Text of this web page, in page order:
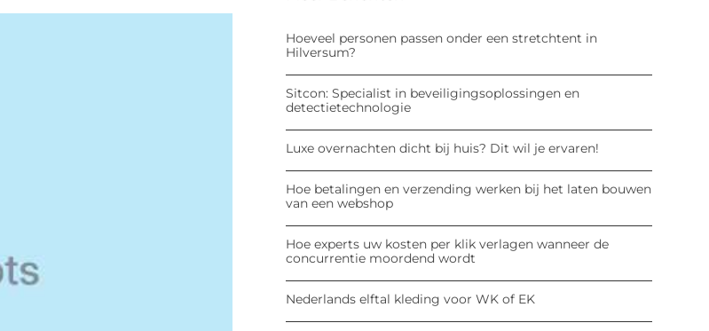
Hoeveel personen passen onder een stretchtent in
Hilversum?
Sitcon: Specialist in beveiligingsoplossingen en
detectietechnologie
Luxe overnachten dicht bij huis? Dit wil je ervaren!
Hoe betalingen en verzending werken bij het laten bouwen
van een webshop
Hoe experts uw kosten per klik verlagen wanneer de
concurrentie moordend wordt
Nederlands elftal kleding voor WK of EK